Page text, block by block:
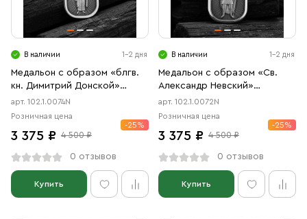
В наличии 1-2 дня
Медальон с образом «блгв.
кн. Димитрий Донской»
чернение
арт. 102.1.0074N
Розничная цена
3 375 ₽ 4 500 ₽
-25%
0 отзывов
Купить
В наличии 1-2 дня
Медальон с образом «Св.
Александр Невский»
чернение
арт. 102.1.0072N
Розничная цена
3 375 ₽ 4 500 ₽
-25%
0 отзывов
Купить